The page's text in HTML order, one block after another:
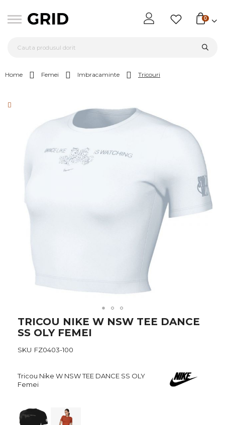
0
Home Femei Imbracaminte Tricouri
Skip
the
of
gallery
TRICOU NIKE W NSW TEE DANCE
SS OLY FEMEI
SKU FZ0403-100
Tricou Nike W NSW TEE DANCE SS OLY
Femei